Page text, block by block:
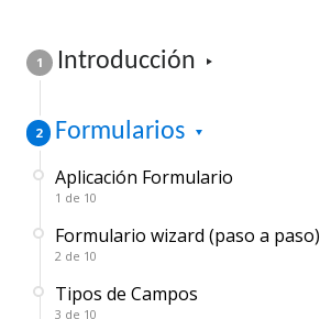
1 Introducción
2 F​ormularios
Aplicación Formulario
1 de 10
Formulario wizard (paso a paso)
2 de 10
Tipos de Campos
3 de 10